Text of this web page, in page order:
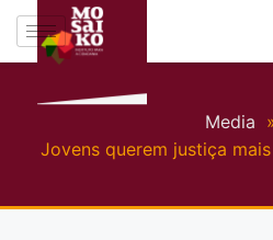
Media
Jovens querem justiça